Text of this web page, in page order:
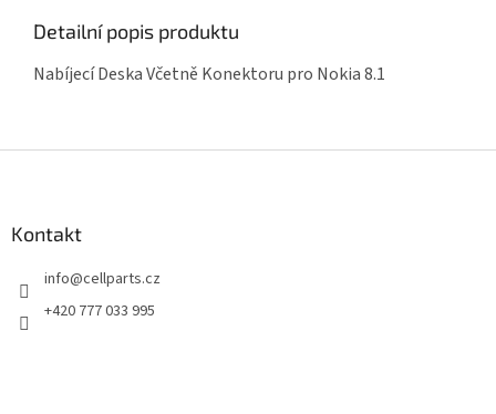
Detailní popis produktu
Nabíjecí Deska Včetně Konektoru pro Nokia 8.1
Kontakt
info@cellparts.cz
+420 777 033 995